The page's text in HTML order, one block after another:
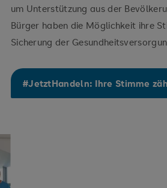
um Unterstützung aus der
Bürger haben die Möglichkeit ihre
Sicherung der
#JetztHandeln: Ihre Stimme